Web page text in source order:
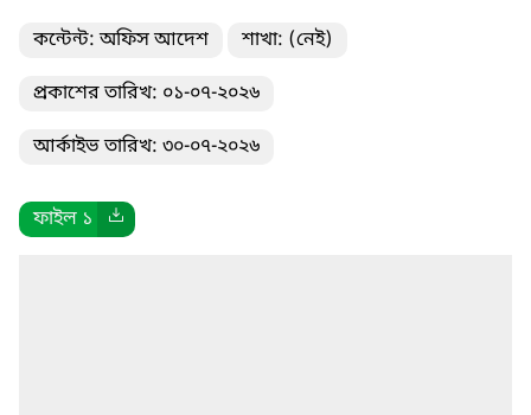
কন্টেন্ট: অফিস আদেশ শাখা: (নেই)
প্রকাশের তারিখ: ০১-০৭-২০২৬
আর্কাইভ তারিখ: ৩০-০৭-২০২৬
ফাইল ১